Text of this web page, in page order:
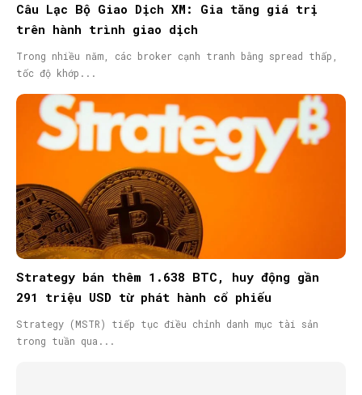
Câu Lạc Bộ Giao Dịch XM: Gia tăng giá trị
trên hành trình giao dịch
Trong nhiều năm, các broker cạnh tranh bằng spread thấp,
tốc độ khớp...
Strategy bán thêm 1.638 BTC, huy động gần
291 triệu USD từ phát hành cổ phiếu
Strategy (MSTR) tiếp tục điều chỉnh danh mục tài sản
trong tuần qua...